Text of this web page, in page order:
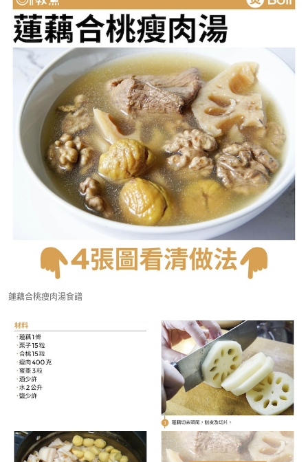
蓮藕合桃瘦肉湯食譜